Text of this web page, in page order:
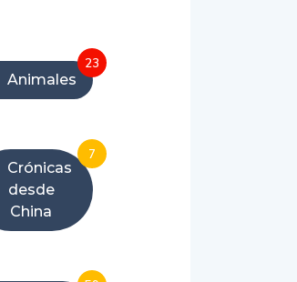
Animales
23
Crónicas
desde
China
7